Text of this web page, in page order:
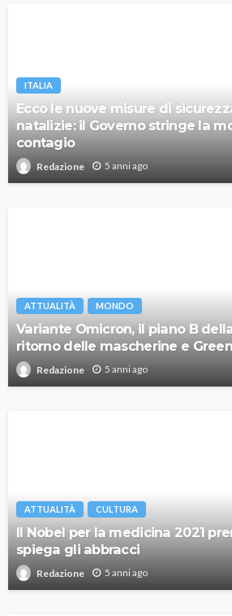
ITALIA
Ecco le nuove misure di
natalizie: il Governo stringe la
contagio
Redazione 5 anni ago
ATTUALITÀ MONDO
Variante Omicron, il piano B
ritorno delle mascherine e
Redazione 5 anni ago
ATTUALITÀ CULTURA
Il Nobel per la medicina 2021
spiega gli abbracci
Redazione 5 anni ago